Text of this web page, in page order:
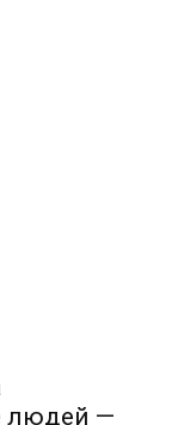
людей —